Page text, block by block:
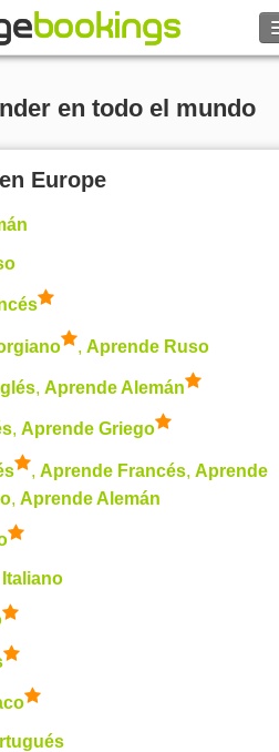
en todo el mundo
Europe
, Aprende Ruso
, Aprende Alemán
, Aprende Griego
, Aprende Francés, Aprende
, Aprende Alemán